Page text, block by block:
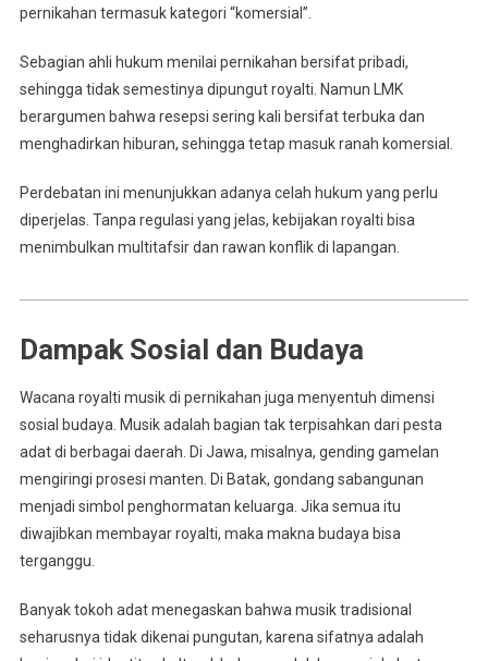
pernikahan termasuk kategori “komersial”.
Sebagian ahli hukum menilai pernikahan bersifat pribadi,
sehingga tidak semestinya dipungut royalti. Namun LMK
berargumen bahwa resepsi sering kali bersifat terbuka dan
menghadirkan hiburan, sehingga tetap masuk ranah komersial.
Perdebatan ini menunjukkan adanya celah hukum yang perlu
diperjelas. Tanpa regulasi yang jelas, kebijakan royalti bisa
menimbulkan multitafsir dan rawan konflik di lapangan.
Dampak Sosial dan Budaya
Wacana royalti musik di pernikahan juga menyentuh dimensi
sosial budaya. Musik adalah bagian tak terpisahkan dari pesta
adat di berbagai daerah. Di Jawa, misalnya, gending gamelan
mengiringi prosesi manten. Di Batak, gondang sabangunan
menjadi simbol penghormatan keluarga. Jika semua itu
diwajibkan membayar royalti, maka makna budaya bisa
terganggu.
Banyak tokoh adat menegaskan bahwa musik tradisional
seharusnya tidak dikenai pungutan, karena sifatnya adalah